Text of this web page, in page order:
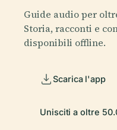
Guide audio per
Storia, racconti e
disponibili offline.
Scarica l'app
Unisciti a oltre